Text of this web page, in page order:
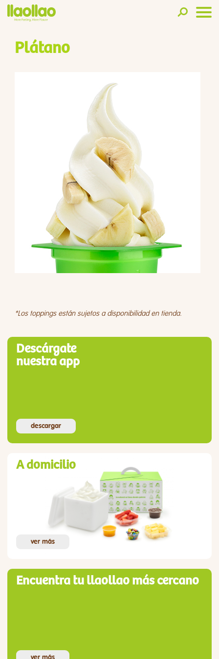
Plátano
*Los toppings están sujetos a disponibilidad en tienda.
Descárgate
nuestra app
descargar
A domicilio
ver más
Encuentra tu llaollao más cercano
ver más